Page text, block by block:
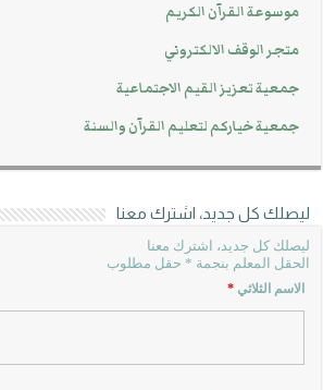
موسوعة القرآن الكريم
متجر الوقف الالكتروني
جمعية تعزيز القيم الاجتماعية
جمعية خياركم لتعليم القرآن والسنة
ليصلك كل جديد، اشترك معنا
ليصلك كل جديد، اشترك معنا
الحقل المعلم بنجمة * حقل مطلوب
الاسم الثلاثي *